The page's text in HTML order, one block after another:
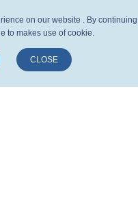
on our website . By continuing
to makes use of cookie.
CLOSE